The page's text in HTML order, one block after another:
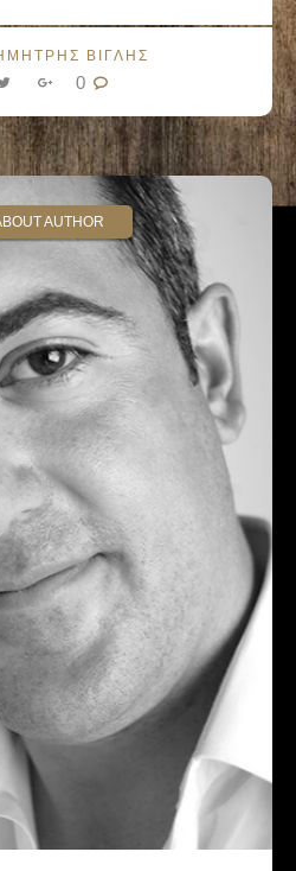
ΒΙΓΛΗΣ
0
AUTHOR